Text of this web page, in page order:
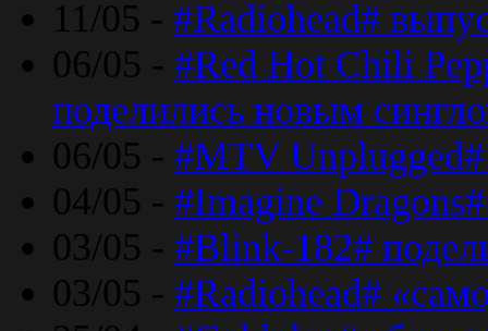
11/05 - #Radiohead#
06/05 - #Red Hot Chili
поделились новым
06/05 - #MTV Unplugged#
04/05 - #Imagine
03/05 - #Blink-182#
03/05 - #Radiohead#